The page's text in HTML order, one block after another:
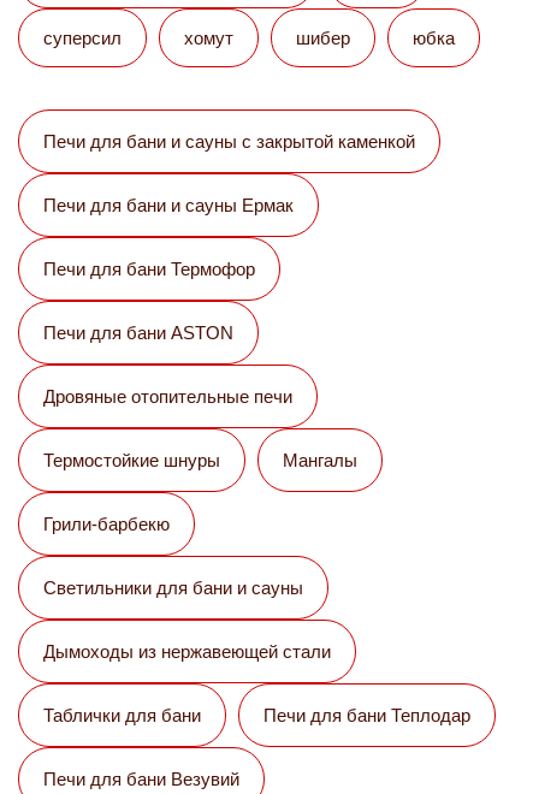
суперсил хомут шибер юбка
Печи для бани и сауны с закрытой каменкой
Печи для бани и сауны Eрмак
Печи для бани Термофор
Печи для бани ASTON
Дровяные отопительные печи
Термостойкие шнуры Мангалы
Грили-барбекю
Светильники для бани и сауны
Дымоходы из нержавеющей стали
Таблички для бани Печи для бани Теплодар
Печи для бани Везувий